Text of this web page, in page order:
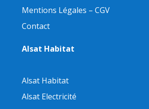
Mentions Légales – CGV
Contact
Alsat Habitat
Alsat Habitat
Alsat Electricité